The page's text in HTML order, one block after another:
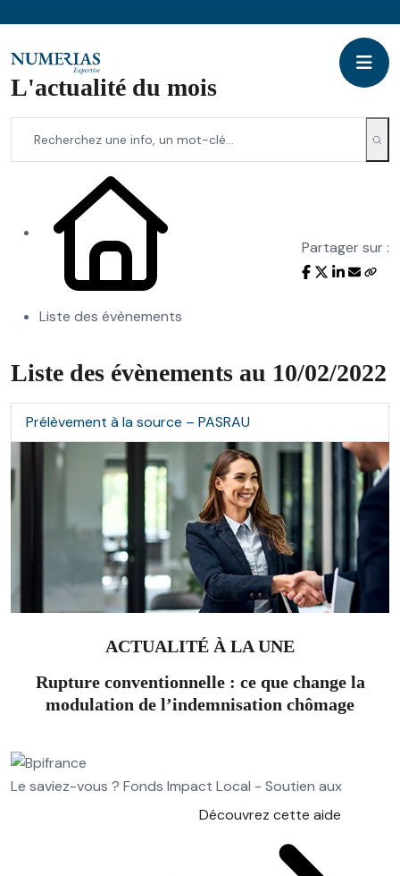
L'actualité du mois
Liste des évènements
Partager sur :
Liste des évènements au 10/02/2022
Prélèvement à la source – PASRAU
ACTUALITÉ À LA UNE
Rupture conventionnelle : ce que change la
modulation de l’indemnisation chômage
Le saviez-vous ? Fonds Impact Local - Soutien aux
Découvrez cette aide